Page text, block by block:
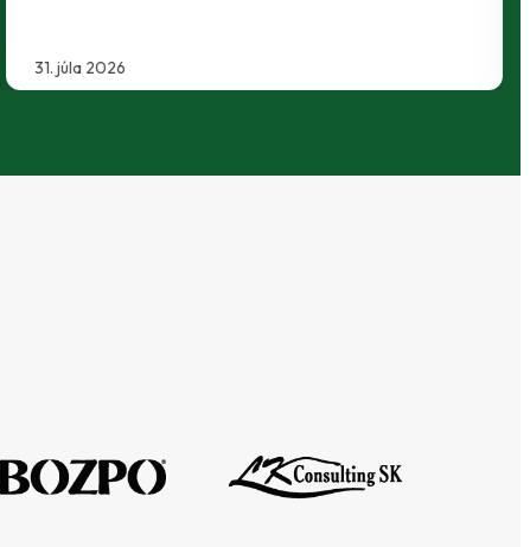
29. júla 2026